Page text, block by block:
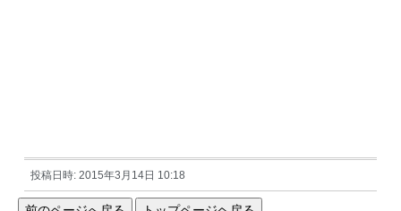
投稿日時: 2015年3月14日 10:18